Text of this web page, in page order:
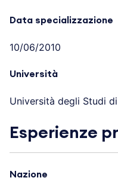
Data specializzazione
10/06/2010
Università
Università degli Studi
Esperienze
Nazione